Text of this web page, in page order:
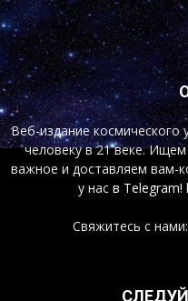
Веб-издание космического
человеку в 21 веке.
важное и доставляем вам-
у нас в Telegram!
Свяжитесь с нами: